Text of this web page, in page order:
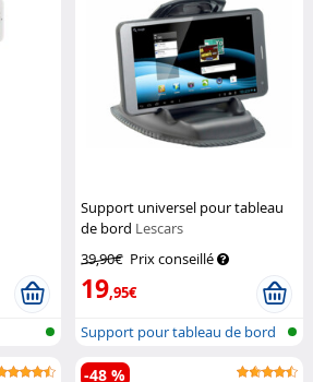
Support universel pour tableau
de bord Lescars
39,90€ Prix conseillé
19,95€
Support pour tableau de bord
de voi...
-48 %